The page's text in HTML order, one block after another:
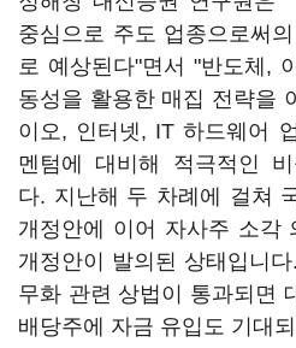
중심으로 주도 업종으로써
로 예상된다"면서 "반도체,
동성을 활용한 매집 전략을
이오, 인터넷, IT 하드웨어
멘텀에 대비해 적극적인
다. 지난해 두 차례에 걸쳐
개정안에 이어 자사주 소각
개정안이 발의된 상태입니
무화 관련 상법이 통과되면
배당주에 자금 유입도 기대